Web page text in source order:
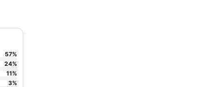
57%
24%
11%
3%